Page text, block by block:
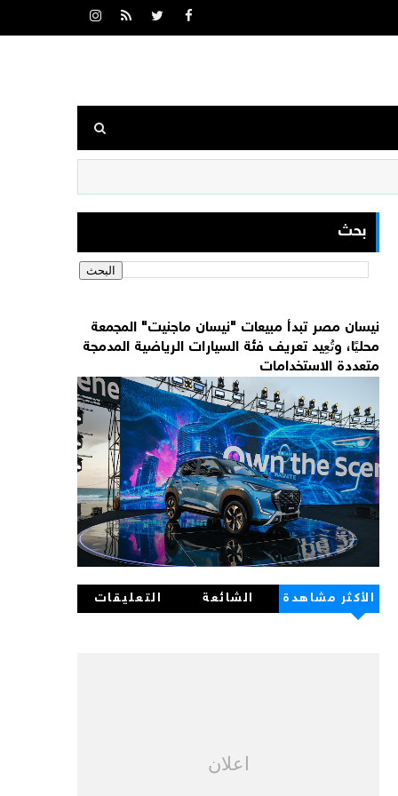
بحث
نيسان مصر تبدأ مبيعات "نيسان ماجنيت" المجمعة
محليًا، وتُعِيد تعريف فئة السيارات الرياضية المدمجة
متعددة الاستخدامات
الأكثر مشاهدة الشائعة التعليقات
اعلان